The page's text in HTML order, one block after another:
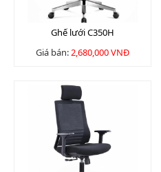
Ghế lưới C350H
Giá bán:2,680,000 VNĐ